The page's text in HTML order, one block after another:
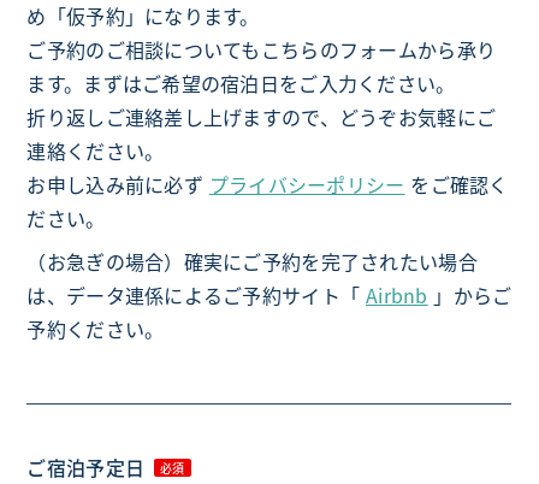
め「仮予約」になります。
ご予約のご相談についてもこちらのフォームから承り
ます。まずはご希望の宿泊日をご入力ください。
折り返しご連絡差し上げますので、どうぞお気軽にご
連絡ください。
お申し込み前に必ず プライバシーポリシー をご確認く
ださい。
（お急ぎの場合）確実にご予約を完了されたい場合
は、データ連係によるご予約サイト「 Airbnb 」からご
予約ください。
ご宿泊予定日